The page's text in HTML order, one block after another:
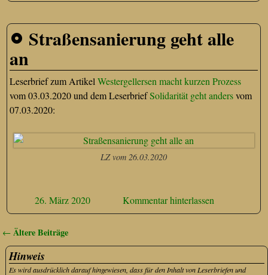
Straßensanierung geht alle
an
Leserbrief zum ArtikelWestergellersen macht kurzen Prozess
vom 03.03.2020 und dem LeserbriefSolidarität geht andersvom
07.03.2020:
LZ vom 26.03.2020
26. März 2020 Kommentar hinterlassen
Artikelnavigation
← Ältere Beiträge
Hinweis
Es wird ausdrücklich darauf hingewiesen, dass für den Inhalt von Leserbriefen und